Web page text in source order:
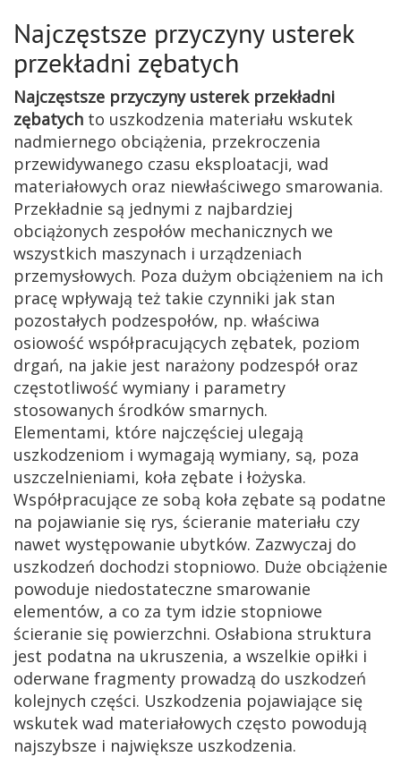
Najczęstsze przyczyny usterek
przekładni zębatych
Najczęstsze przyczyny usterek przekładni
zębatych to uszkodzenia materiału wskutek
nadmiernego obciążenia, przekroczenia
przewidywanego czasu eksploatacji, wad
materiałowych oraz niewłaściwego smarowania.
Przekładnie są jednymi z najbardziej
obciążonych zespołów mechanicznych we
wszystkich maszynach i urządzeniach
przemysłowych. Poza dużym obciążeniem na ich
pracę wpływają też takie czynniki jak stan
pozostałych podzespołów, np. właściwa
osiowość współpracujących zębatek, poziom
drgań, na jakie jest narażony podzespół oraz
częstotliwość wymiany i parametry
stosowanych środków smarnych.
Elementami, które najczęściej ulegają
uszkodzeniom i wymagają wymiany, są, poza
uszczelnieniami, koła zębate i łożyska.
Współpracujące ze sobą koła zębate są podatne
na pojawianie się rys, ścieranie materiału czy
nawet występowanie ubytków. Zazwyczaj do
uszkodzeń dochodzi stopniowo. Duże obciążenie
powoduje niedostateczne smarowanie
elementów, a co za tym idzie stopniowe
ścieranie się powierzchni. Osłabiona struktura
jest podatna na ukruszenia, a wszelkie opiłki i
oderwane fragmenty prowadzą do uszkodzeń
kolejnych części. Uszkodzenia pojawiające się
wskutek wad materiałowych często powodują
najszybsze i największe uszkodzenia.